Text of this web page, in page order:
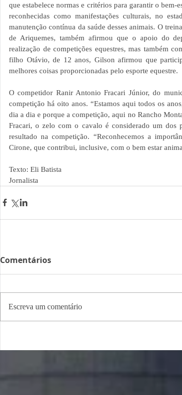
que estabelece normas e critérios para garantir o
reconhecidas como manifestações culturais, no
manutenção contínua da saúde desses animais. O
de Ariquemes, também afirmou que o apoio do
realização de competições equestres, mas também
filho Otávio, de 12 anos, Gilson afirmou que
melhores coisas proporcionadas pelo esporte equestre.
O competidor Ranir Antonio Fracari Júnior, do
competição há oito anos. “Estamos aqui todos os
dia a dia e porque a competição, aqui no Rancho
Fracari, o zelo com o cavalo é considerado um dos
resultado na competição. “Reconhecemos a
Cirone, que contribui, inclusive, com o bem estar
Texto: Eli Batista
Jornalista
Comentários
Escreva um comentário